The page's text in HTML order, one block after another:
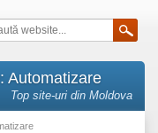
Automatizare
Top site-uri din Moldova